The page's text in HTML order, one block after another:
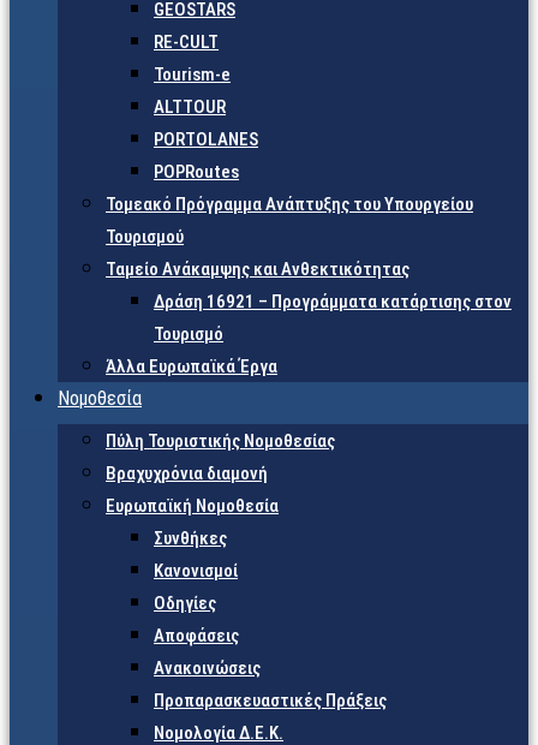
GEOSTARS
RE-CULT
Tourism-e
ALTTOUR
PORTOLANES
POPRoutes
Τομεακό Πρόγραμμα Ανάπτυξης του Υπουργείου
Τουρισμού
Ταμείο Ανάκαμψης και Ανθεκτικότητας
Δράση 16921 – Προγράμματα κατάρτισης στον
Τουρισμό
Άλλα Ευρωπαϊκά Έργα
Νομοθεσία
Πύλη Τουριστικής Νομοθεσίας
Βραχυχρόνια διαμονή
Ευρωπαϊκή Νομοθεσία
Συνθήκες
Κανονισμοί
Οδηγίες
Αποφάσεις
Ανακοινώσεις
Προπαρασκευαστικές Πράξεις
Νομολογία Δ.Ε.Κ.